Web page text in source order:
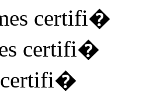
certifi�
certifi�
�